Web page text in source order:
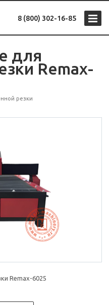
8 (800) 302-16-85
для
Remax-
резки
Remax-6025